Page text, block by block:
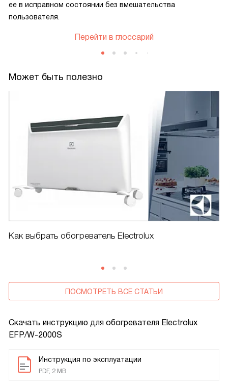
Скачать инструкцию для обогревателя Electrolux
EFP/W-2000S
Инструкция по эксплуатации
PDF, 2 MB
ее в исправном состоянии без вмешательства
пользователя.
Перейти в глоссарий
Может быть полезно
Как выбрать обогреватель Electrolux
ПОСМОТРЕТЬ ВСЕ СТАТЬИ